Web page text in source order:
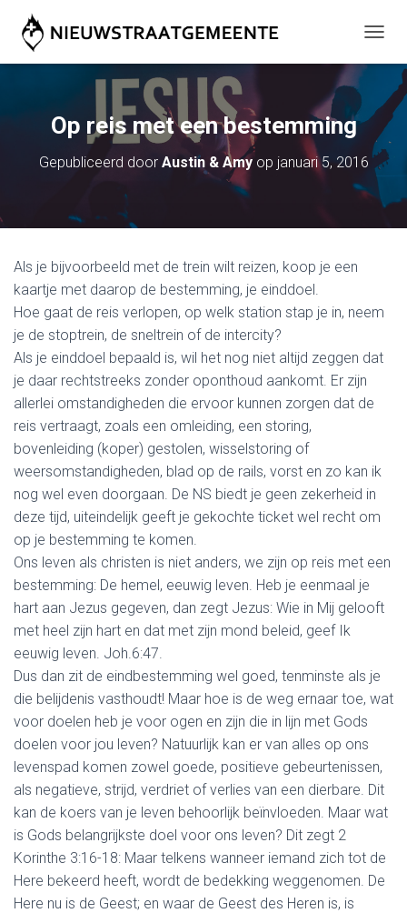
O
L
N
A
V
Op reis met een bestemming
Gepubliceerd door Austin & Amyop januari 5, 2016
Als je bijvoorbeeld met de trein wilt reizen, koop je een
kaartje met daarop de bestemming, je einddoel.
Hoe gaat de reis verlopen, op welk station stap je in, neem
je de stoptrein, de sneltrein of de intercity?
Als je einddoel bepaald is, wil het nog niet altijd zeggen dat
je daar rechtstreeks zonder oponthoud aankomt. Er zijn
allerlei omstandigheden die ervoor kunnen zorgen dat de
reis vertraagt, zoals een omleiding, een storing,
bovenleiding (koper) gestolen, wisselstoring of
weersomstandigheden, blad op de rails, vorst en zo kan ik
nog wel even doorgaan. De NS biedt je geen zekerheid in
deze tijd, uiteindelijk geeft je gekochte ticket wel recht om
op je bestemming te komen.
Ons leven als christen is niet anders, we zijn op reis met een
bestemming: De hemel, eeuwig leven. Heb je eenmaal je
hart aan Jezus gegeven, dan zegt Jezus: Wie in Mij gelooft
met heel zijn hart en dat met zijn mond beleid, geef Ik
eeuwig leven. Joh.6:47.
Dus dan zit de eindbestemming wel goed, tenminste als je
die belijdenis vasthoudt! Maar hoe is de weg ernaar toe, wat
voor doelen heb je voor ogen en zijn die in lijn met Gods
doelen voor jou leven? Natuurlijk kan er van alles op ons
levenspad komen zowel goede, positieve gebeurtenissen,
als negatieve, strijd, verdriet of verlies van een dierbare. Dit
kan de koers van je leven behoorlijk beïnvloeden. Maar wat
is Gods belangrijkste doel voor ons leven? Dit zegt 2
Korinthe 3:16-18: Maar telkens wanneer iemand zich tot de
Here bekeerd heeft, wordt de bedekking weggenomen. De
Here nu is de Geest; en waar de Geest des Heren is, is